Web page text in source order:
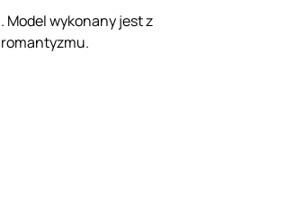
Model wykonany jest z